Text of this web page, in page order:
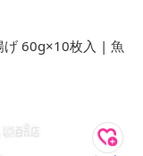
げ 60g×10枚入 | 魚